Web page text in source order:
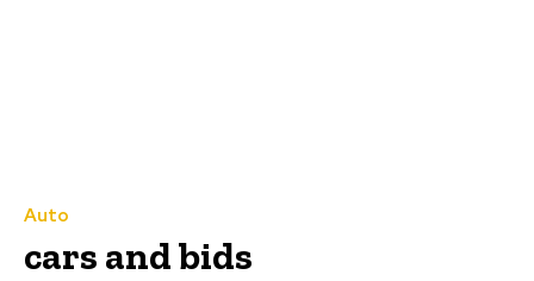
Auto
cars and bids